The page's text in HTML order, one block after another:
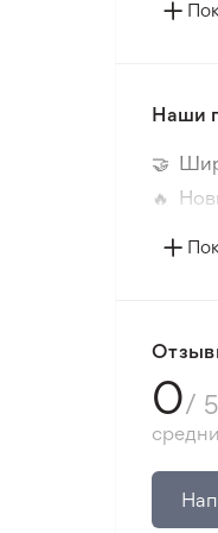
Наши
🤝
🔥
📸
0/ 5